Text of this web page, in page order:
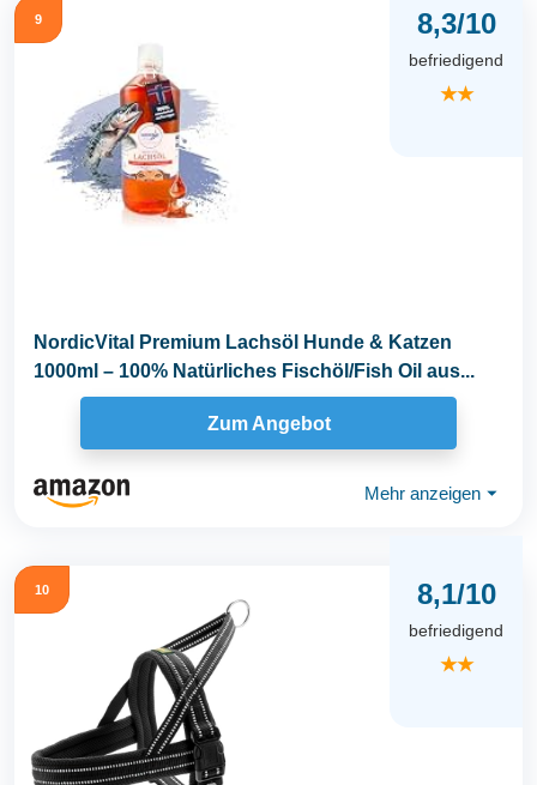
9 8,3/10
befriedigend
★★
NordicVital Premium Lachsöl Hunde & Katzen
1000ml – 100% Natürliches Fischöl/Fish Oil aus...
Zum Angebot
Mehr anzeigen ⏷
10 8,1/10
befriedigend
★★